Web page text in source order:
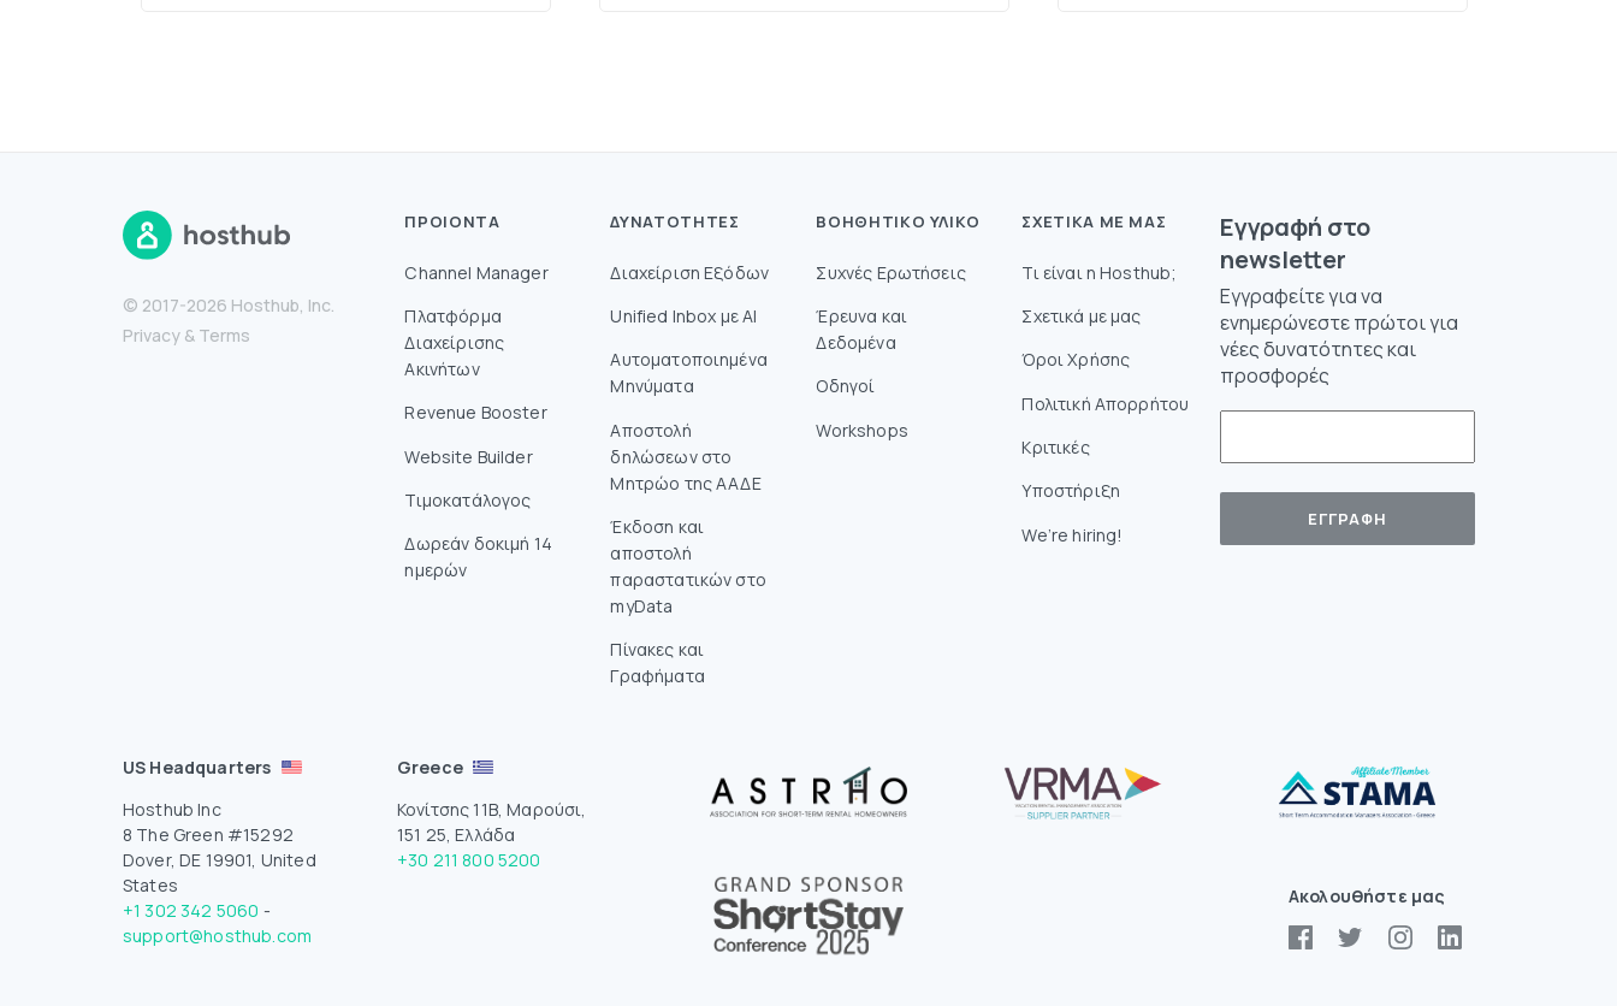
© 2017-2026 Hosthub, Inc.
Privacy & Terms
ΠΡΟΙΌΝΤΑ
Channel Manager
Πλατφόρμα
Διαχείρισης
Ακινήτων
Revenue Booster
Website Builder
Τιμοκατάλογος
Δωρεάν δοκιμή 14
ημερών
ΔΥΝΑΤΌΤΗΤΕΣ
Διαχείριση Εξόδων
Unified Inbox με AI
Αυτοματοποιημένα
Μηνύματα
Aποστολή
δηλώσεων στο
Mητρώο της ΑΑΔΕ
Έκδοση και
αποστολή
παραστατικών στο
myData
Πίνακες και
Γραφήματα
ΒΟΗΘΗΤΙΚΌ ΥΛΙΚΌ
Συχνές Ερωτήσεις
Έρευνα και
Δεδομένα
Οδηγοί
Workshops
ΣΧΕΤΙΚΆ ΜΕ ΜΑΣ
Τι είναι η Hosthub;
Σχετικά με μας
Όροι Χρήσης
Πολιτική Απορρήτου
Κριτικές
Υποστήριξη
We’re hiring!
Eγγραφή στο
newsletter
Εγγραφείτε για να
ενημερώνεστε πρώτοι για
νέες δυνατότητες και
προσφορές
US Headquarters
Hosthub Inc
8 The Green #15292
Dover, DE 19901, United
States
+1 302 342 5060 -
support@hosthub.com
Greece
Κονίτσης 11Β, Μαρούσι,
151 25, Ελλάδα
+30 211 800 5200
Ακολουθήστε μας